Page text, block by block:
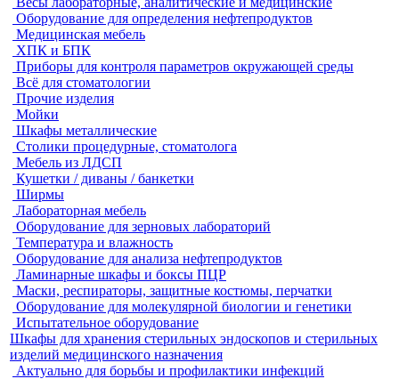
Оборудование для определения нефтепродуктов
Медицинская мебель
ХПК и БПК
Приборы для контроля параметров окружающей среды
Всё для стоматологии
Прочие изделия
Мойки
Шкафы металлические
Столики процедурные, стоматолога
Мебель из ЛДСП
Кушетки / диваны / банкетки
Ширмы
Лабораторная мебель
Оборудование для зерновых лабораторий
Температура и влажность
Оборудование для анализа нефтепродуктов
Ламинарные шкафы и боксы ПЦР
Маски, респираторы, защитные костюмы, перчатки
Оборудование для молекулярной биологии и генетики
Испытательное оборудование
Шкафы для хранения стерильных эндоскопов и стерильных
изделий медицинского назначения
Актуально для борьбы и профилактики инфекций